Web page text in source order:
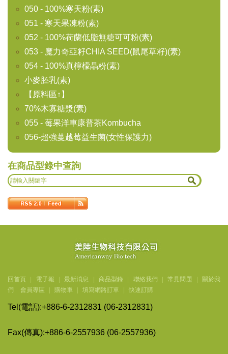
050 - 100%寒天粉(素)
051 - 寒天果凍粉(素)
052 - 100%荷蘭低脂無糖可可粉(素)
053 - 魔力奇亞籽CHIA SEED(鼠尾草籽)(素)
054 - 100%真檸檬晶粉(素)
小麥胚乳(素)
【原料區↑】
70%木寡糖漿(素)
055 - 莓果洋車康普茶Kombucha
056-超強蔓越莓益生菌(女性保護力)
在商品型錄中查詢
回首頁 電子報 最新消息 商品型錄 聯絡我們 常見問題
關於我
們
會員專區 購物車 填寫網路訂單 快速訂購
Tel(電話):+886-6-2312831 (06-2312831)
Fax(傳真):+886-6-2557936 (06-2557936)